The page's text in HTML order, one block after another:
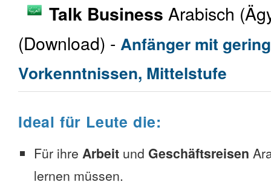
Talk Business Arabisch
(Download) - Anfänger mit
Vorkenntnissen, Mittelstufe
Ideal für Leute die:
Für ihre Arbeit und Geschäftsreisen
lernen müssen.